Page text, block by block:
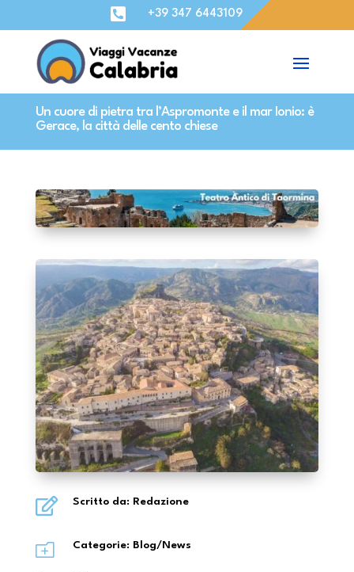
 +39 347 6443109
Un cuore di pietra tra l’Aspromonte e il mar Ionio: è
Gerace, la città delle cento chiese
 Scritto da: Redazione
o Categorie: Blog/News